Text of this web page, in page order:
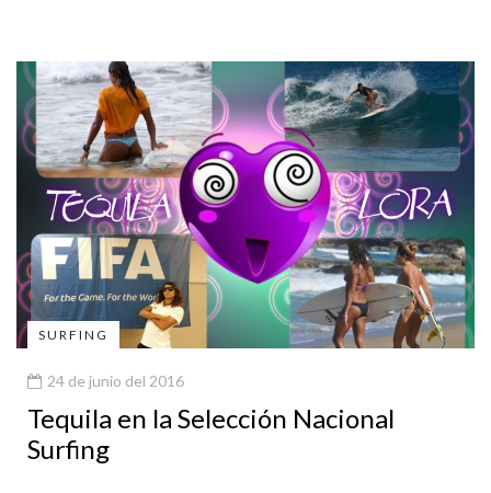
SURFING
24 de junio del 2016
Tequila en la Selección Nacional
Surfing